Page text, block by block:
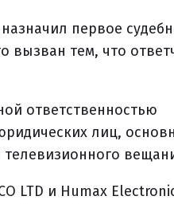
первое
вызван тем, что
ответственностью
лиц,
телевизионного
LTD и Humax